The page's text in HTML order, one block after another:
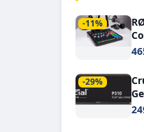
-11%
-29%